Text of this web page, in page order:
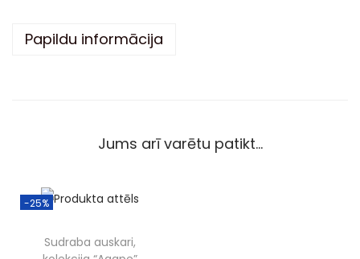
Papildu informācija
Jums arī varētu patikt…
-25%
Sudraba auskari,